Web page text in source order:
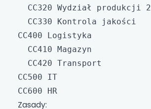
  CC320 Wydział produkcji 2
  CC330 Kontrola jakości
CC400 Logistyka
  CC410 Magazyn
  CC420 Transport
CC500 IT
Zasady: